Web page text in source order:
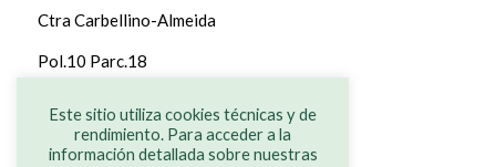
Ctra Carbellino-Almeida
Pol.10 Parc.18
ZAMORA
Este sitio utiliza cookies técnicas y de
rendimiento. Para acceder a la
información detallada sobre nuestras